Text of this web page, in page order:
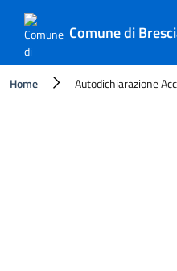
Comune di
Home Autodichiarazione